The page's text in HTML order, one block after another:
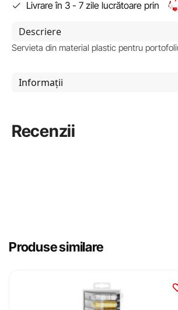
Livrare în 3 - 7 zile lucrătoare prin
Descriere
Servieta din material plastic pentru
Informații
Recenzii
Produse similare